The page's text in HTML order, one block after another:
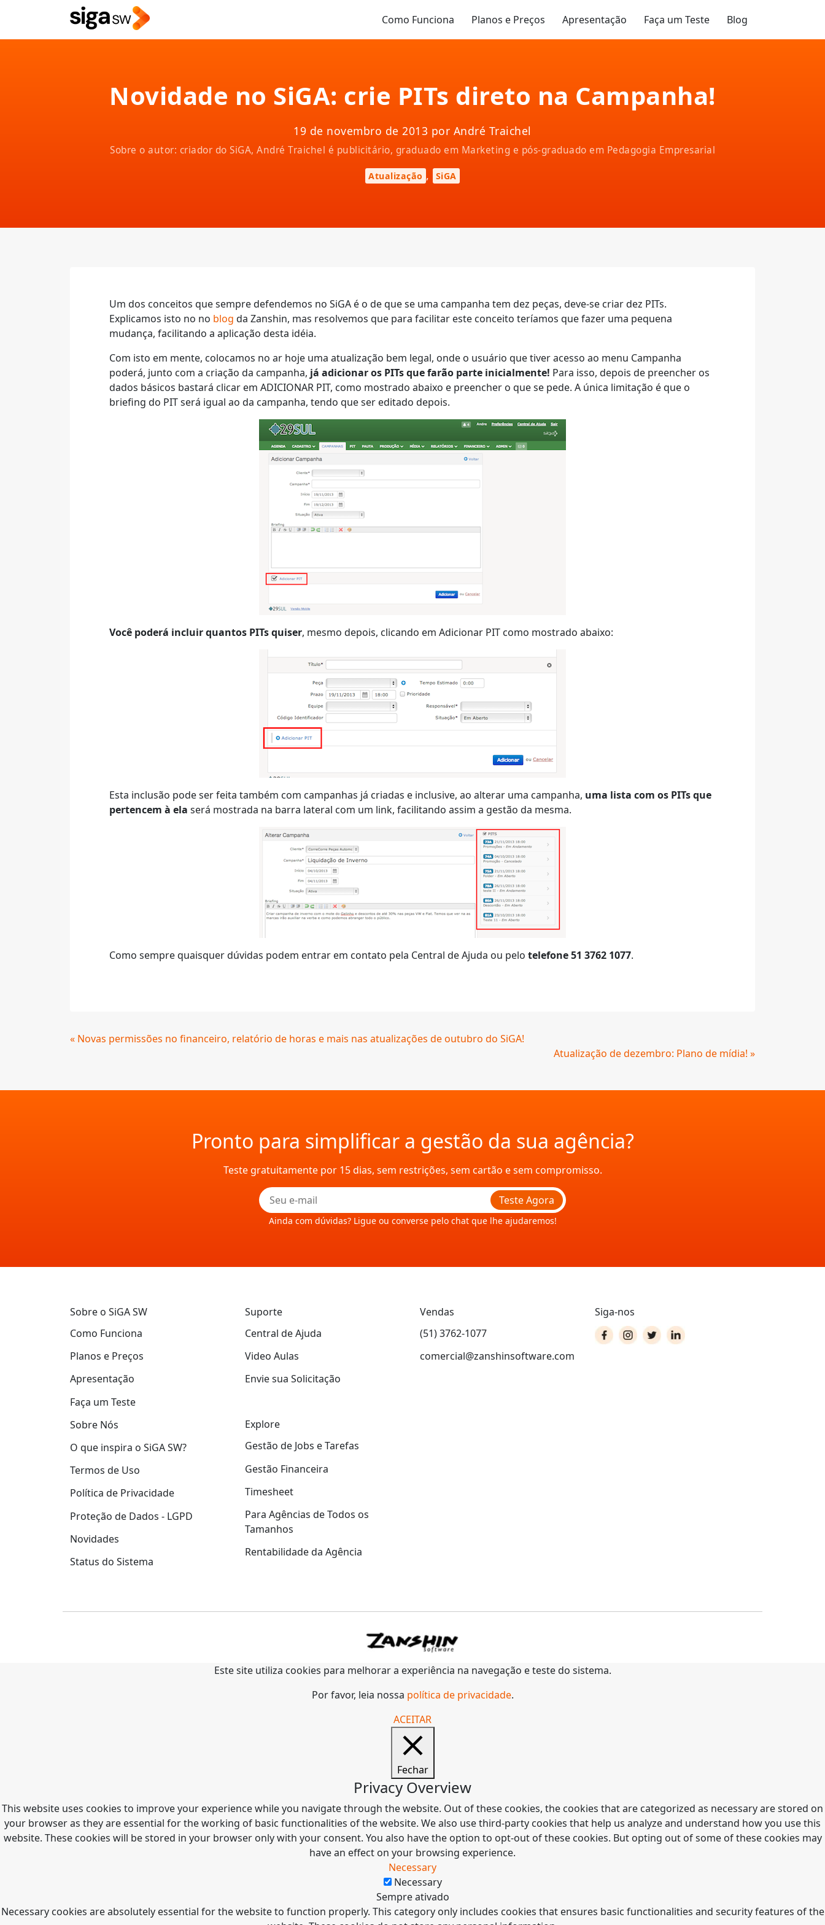
Como Funciona Planos e Preços Apresentação Faça um Teste Blog
Novidade no SiGA: crie PITs direto na Campanha!
19 de novembro de 2013 por André Traichel
Sobre o autor: criador do SiGA, André Traichel é publicitário, graduado em Marketing e pós-graduado em Pedagogia Empresarial
Atualização , SiGA
Um dos conceitos que sempre defendemos no SiGA é o de que se uma campanha tem dez peças, deve-se criar dez PITs.
Explicamos isto no no blog da Zanshin, mas resolvemos que para facilitar este conceito teríamos que fazer uma pequena
mudança, facilitando a aplicação desta idéia.
Com isto em mente, colocamos no ar hoje uma atualização bem legal, onde o usuário que tiver acesso ao menu Campanha
poderá, junto com a criação da campanha, já adicionar os PITs que farão parte inicialmente! Para isso, depois de preencher os
dados básicos bastará clicar em ADICIONAR PIT, como mostrado abaixo e preencher o que se pede. A única limitação é que o
briefing do PIT será igual ao da campanha, tendo que ser editado depois.
Você poderá incluir quantos PITs quiser, mesmo depois, clicando em Adicionar PIT como mostrado abaixo:
Esta inclusão pode ser feita também com campanhas já criadas e inclusive, ao alterar uma campanha, uma lista com os PITs que
pertencem à ela será mostrada na barra lateral com um link, facilitando assim a gestão da mesma.
Como sempre quaisquer dúvidas podem entrar em contato pela Central de Ajuda ou pelo telefone 51 3762 1077.
Continue
« Novas permissões no financeiro, relatório de horas e mais nas atualizações de outubro do SiGA!
Atualização de dezembro: Plano de mídia! »
Pronto para simplificar a gestão da sua agência?
Teste gratuitamente por 15 dias, sem restrições, sem cartão e sem compromisso.
Teste Agora
Ainda com dúvidas? Ligue ou converse pelo chat que lhe ajudaremos!
Sobre o SiGA SW
Como Funciona
Planos e Preços
Apresentação
Faça um Teste
Sobre Nós
O que inspira o SiGA SW?
Termos de Uso
Política de Privacidade
Proteção de Dados - LGPD
Novidades
Status do Sistema
Suporte
Central de Ajuda
Video Aulas
Envie sua Solicitação
Explore
Gestão de Jobs e Tarefas
Gestão Financeira
Timesheet
Para Agências de Todos os
Tamanhos
Rentabilidade da Agência
Vendas
(51) 3762-1077
comercial@zanshinsoftware.com
Siga-nos
Este site utiliza cookies para melhorar a experiência na navegação e teste do sistema.
Por favor, leia nossa política de privacidade.
ACEITAR
Fechar
Privacy Overview
This website uses cookies to improve your experience while you navigate through the website. Out of these cookies, the cookies that are categorized as necessary are stored on
your browser as they are essential for the working of basic functionalities of the website. We also use third-party cookies that help us analyze and understand how you use this
website. These cookies will be stored in your browser only with your consent. You also have the option to opt-out of these cookies. But opting out of some of these cookies may
have an effect on your browsing experience.
Necessary
Necessary
Sempre ativado
Necessary cookies are absolutely essential for the website to function properly. This category only includes cookies that ensures basic functionalities and security features of the